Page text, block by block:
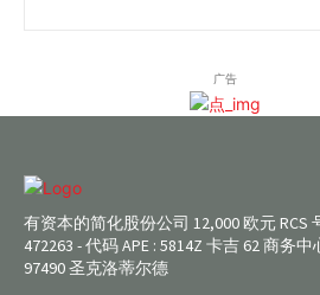
广告
有资本的简化股份公司 12,000 欧元 RCS
472263 - 代码 APE : 5814Z 卡吉 62 商务
97490 圣克洛蒂尔德